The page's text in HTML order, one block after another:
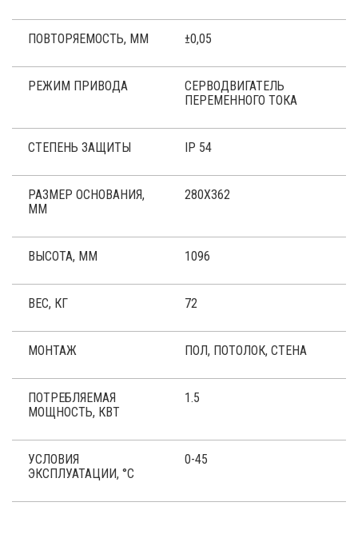
ПОВТОРЯЕМОСТЬ, ММ ±0,05
РЕЖИМ ПРИВОДА
СЕРВОДВИГАТЕЛЬ
ПЕРЕМЕННОГО ТОКА
СТЕПЕНЬ ЗАЩИТЫ IP 54
РАЗМЕР ОСНОВАНИЯ,
ММ
280Х362
ВЫСОТА, ММ 1096
ВЕС, КГ 72
МОНТАЖ ПОЛ, ПОТОЛОК, СТЕНА
ПОТРЕБЛЯЕМАЯ
МОЩНОСТЬ, КВТ
1.5
УСЛОВИЯ
ЭКСПЛУАТАЦИИ, °C
0-45